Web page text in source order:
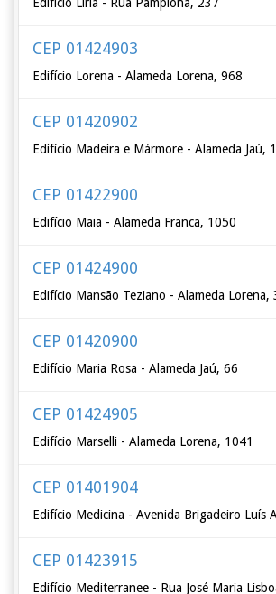
CEP 01424903
Edifício Lorena - Alameda Lorena, 968
CEP 01420902
Edifício Madeira e Mármore - Alameda Jaú,
CEP 01422900
Edifício Maia - Alameda Franca, 1050
CEP 01424900
Edifício Mansão Teziano - Alameda Lorena,
CEP 01420900
Edifício Maria Rosa - Alameda Jaú, 66
CEP 01424905
Edifício Marselli - Alameda Lorena, 1041
CEP 01401904
Edifício Medicina - Avenida Brigadeiro Luís
CEP 01423915
Edifício Mediterranee - Rua José Maria